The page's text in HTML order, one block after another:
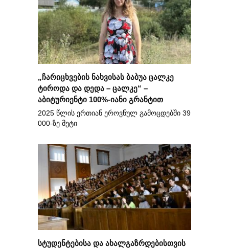
„ჩარიცხვების ნახვისას ბაბუა ცალკე
ტიროდა და დედა – ცალკე“ –
აბიტურიენტი 100%-იანი გრანტით
2025 წლის ერთიან ეროვნულ გამოცდებში 39
000-ზე მეტი
სტუდენტებისა და ახალგაზრდებისთვის